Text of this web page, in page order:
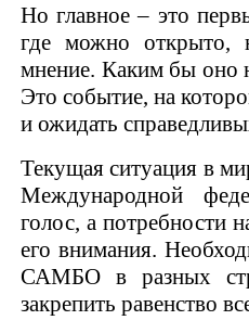
Но главное – это
где можно открыто,
мнение. Каким бы оно
Это событие, на
и ожидать
Текущая ситуация в
Международной
голос, а потребности
его внимания.
САМБО в разных
закрепить равенство